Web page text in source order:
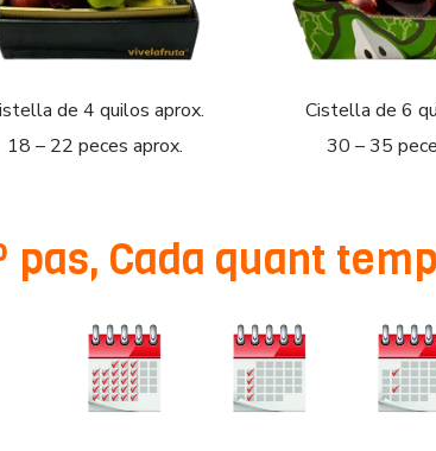
de 4 quilos aprox.
18 – 22 peces aprox.
Cistella de 6
30 – 35
pas, Cada quant